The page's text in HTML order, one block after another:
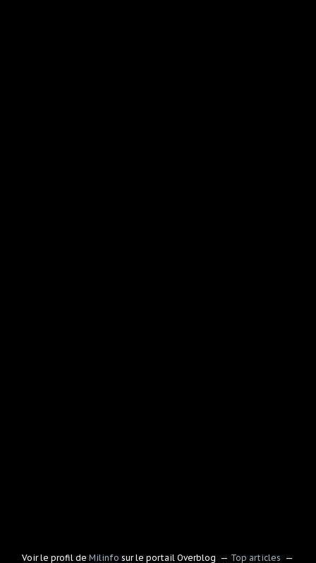
Voir le profil deMilinfo sur le portail Overblog
Top articles